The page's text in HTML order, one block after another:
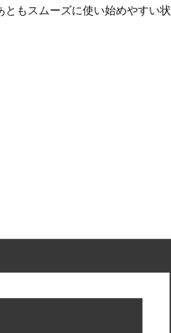
もスムーズに使い始めやすい